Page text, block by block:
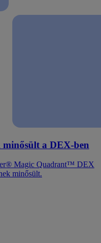
minősült a DEX-ben
Magic Quadrant™ DEX
minősült.